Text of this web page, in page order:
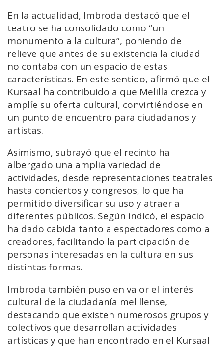
En la actualidad, Imbroda destacó que el
teatro se ha consolidado como “un
monumento a la cultura”, poniendo de
relieve que antes de su existencia la ciudad
no contaba con un espacio de estas
características. En este sentido, afirmó que el
Kursaal ha contribuido a que Melilla crezca y
amplíe su oferta cultural, convirtiéndose en
un punto de encuentro para ciudadanos y
artistas.
Asimismo, subrayó que el recinto ha
albergado una amplia variedad de
actividades, desde representaciones teatrales
hasta conciertos y congresos, lo que ha
permitido diversificar su uso y atraer a
diferentes públicos. Según indicó, el espacio
ha dado cabida tanto a espectadores como a
creadores, facilitando la participación de
personas interesadas en la cultura en sus
distintas formas.
Imbroda también puso en valor el interés
cultural de la ciudadanía melillense,
destacando que existen numerosos grupos y
colectivos que desarrollan actividades
artísticas y que han encontrado en el Kursaal